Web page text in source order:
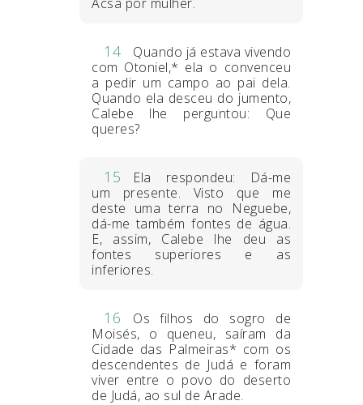
14
Quando já estava vivendo
com Otoniel,* ela o convenceu
a pedir um campo ao pai dela.
Quando ela desceu do jumento,
Calebe lhe perguntou: Que
queres?
15
Ela respondeu: Dá-me
um presente. Visto que me
deste uma terra no Neguebe,
dá-me também fontes de água.
E, assim, Calebe lhe deu as
fontes superiores e as
inferiores.
16
Os filhos do sogro de
Moisés, o queneu, saíram da
Cidade das Palmeiras* com os
descendentes de Judá e foram
viver entre o povo do deserto
de Judá, ao sul de Arade.